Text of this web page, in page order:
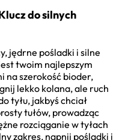
do silnych
jędrne pośladki i silne
twoim najlepszym
na szerokość bioder,
lekko kolana, ale ruch
tyłu, jakbyś chciał
tułów, prowadząc
rozciąganie w tyłach
zakres, napnij pośladki i